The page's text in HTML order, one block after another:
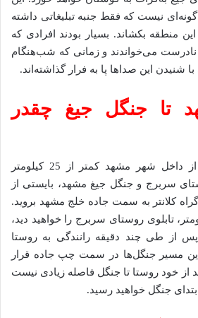
نیست که فقط جنبه تبلیغاتی داشته
منطقه بکشاند. بسیار بودند افرادی که
نادرست می‌خواندند و زمانی که شب‌هنگام
شنیدن این صداها پا به فرار گذاشته‌اند.
تا جنگل جیغ چقدر
فاصله روستای سربرج از داخل شهر مشهد کمتر از 25 کیلومتر
سربرج و جنگل جیغ مشهد، بایستی از
کلانتر به سمت جاده خلج مشهد بروید.
طی حدود 20 کیلومتر، تابلوی روستای سربرج را خواهید دید،
از طی چند دقیقه رانندگی به روستا
مسیر جنگل‌ها در سمت چپ جاده قرار
از خود روستا تا جنگل فاصله زیادی نیست
جنگل خواهید رسید.